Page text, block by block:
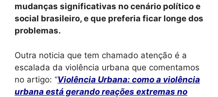
mudanças significativas no cenário político e
social brasileiro, e que preferia ficar longe dos
problemas.
Outra noticia que tem chamado atenção é a
escalada da violência urbana que comentamos
no artigo: “Violência Urbana: como a violência
urbana está gerando reações extremas no